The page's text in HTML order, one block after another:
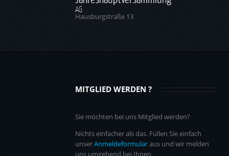
AG
Hausburgstraße 13
MITGLIED WERDEN ?
Sie möchten bei uns Mitglied werden?
Nichts einfacher als das. Füllen Sie einfach
unserAnmeldeformularaus und wir melden